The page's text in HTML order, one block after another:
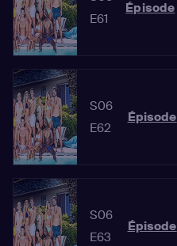
E61
Épisode
S06
E62
Épisode
S06
E63
Épisode